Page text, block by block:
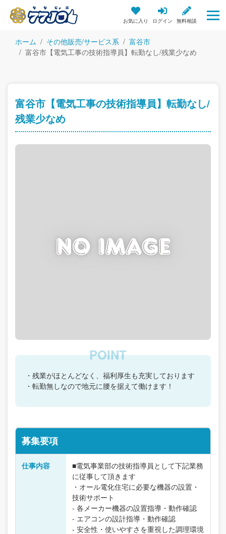
お気に入り ログイン 無料相談
ホーム その他販売/サービス系
富谷市
富谷市【電気工事の技術指導員】転勤なし/残業少なめ
富谷市【電気工事の技術指導員】転勤なし/
残業少なめ
・残業がほとんどなく、福利厚生も充実しております
・転勤無しなので地元に腰を据えて働けます！
募集要項
仕事内容
■電気事業部の技術指導員として下記業務
に従事して頂きます
・オール電化住宅に必要な機器の設置・
技術サポート
- 各メーカー機器の設置指導・動作確認
- エアコンの設計指導・動作確認
- 安全性・使いやすさを重視した調理環境